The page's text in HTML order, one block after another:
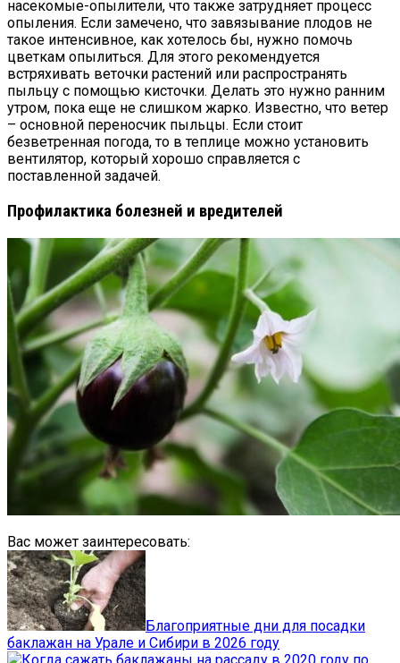
насекомые-опылители, что также затрудняет процесс
опыления. Если замечено, что завязывание плодов не
такое интенсивное, как хотелось бы, нужно помочь
цветкам опылиться. Для этого рекомендуется
встряхивать веточки растений или распространять
пыльцу с помощью кисточки. Делать это нужно ранним
утром, пока еще не слишком жарко. Известно, что ветер
– основной переносчик пыльцы. Если стоит
безветренная погода, то в теплице можно установить
вентилятор, который хорошо справляется с
поставленной задачей.
Профилактика болезней и вредителей
Вас может заинтересовать:
Благоприятные дни для посадки
баклажан на Урале и Сибири в 2026 году